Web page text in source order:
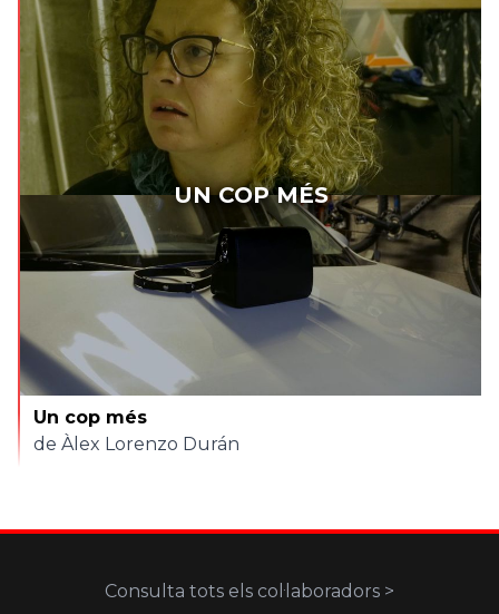
UN COP MÉS
Un cop més
de Àlex Lorenzo Durán
Consulta tots els col·laboradors >